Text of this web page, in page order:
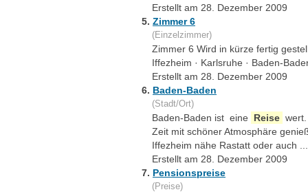
Erstellt am 28. Dezember 2009
5. Zimmer 6
(Einzelzimmer)
Zimmer 6 Wird in kürze fertig
Iffezheim · Karlsruhe · Baden-
Erstellt am 28. Dezember 2009
6. Baden-Baden
(Stadt/Ort)
Baden-Baden ist eine Reise
Zeit mit schöner Atmosphäre
Iffezheim nähe Rastatt oder auch ...
Erstellt am 28. Dezember 2009
7. Pensionspreise
(Preise)